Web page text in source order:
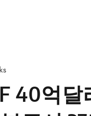
40억달